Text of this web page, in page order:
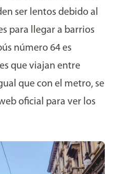
ser lentos debido al
para llegar a barrios
número 64 es
que viajan entre
que con el metro, se
oficial para ver los